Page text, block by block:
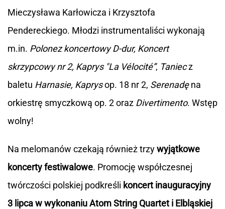
Mieczysława Karłowicza i Krzysztofa
Pendereckiego. Młodzi instrumentaliści wykonają
m.in. Polonez koncertowy D-dur, Koncert
skrzypcowy nr 2, Kaprys "La Vélocité”, Taniecz
baletu Harnasie, Kaprysop. 18 nr 2, Serenadę na
orkiestrę smyczkową op. 2 oraz Divertimento. Wstęp
wolny!
Na melomanów czekają również trzywyjątkowe
koncerty festiwalowe. Promocję współczesnej
twórczości polskiej podkreśli koncert inauguracyjny
3 lipca w wykonaniu Atom String Quartet i Elbląskiej